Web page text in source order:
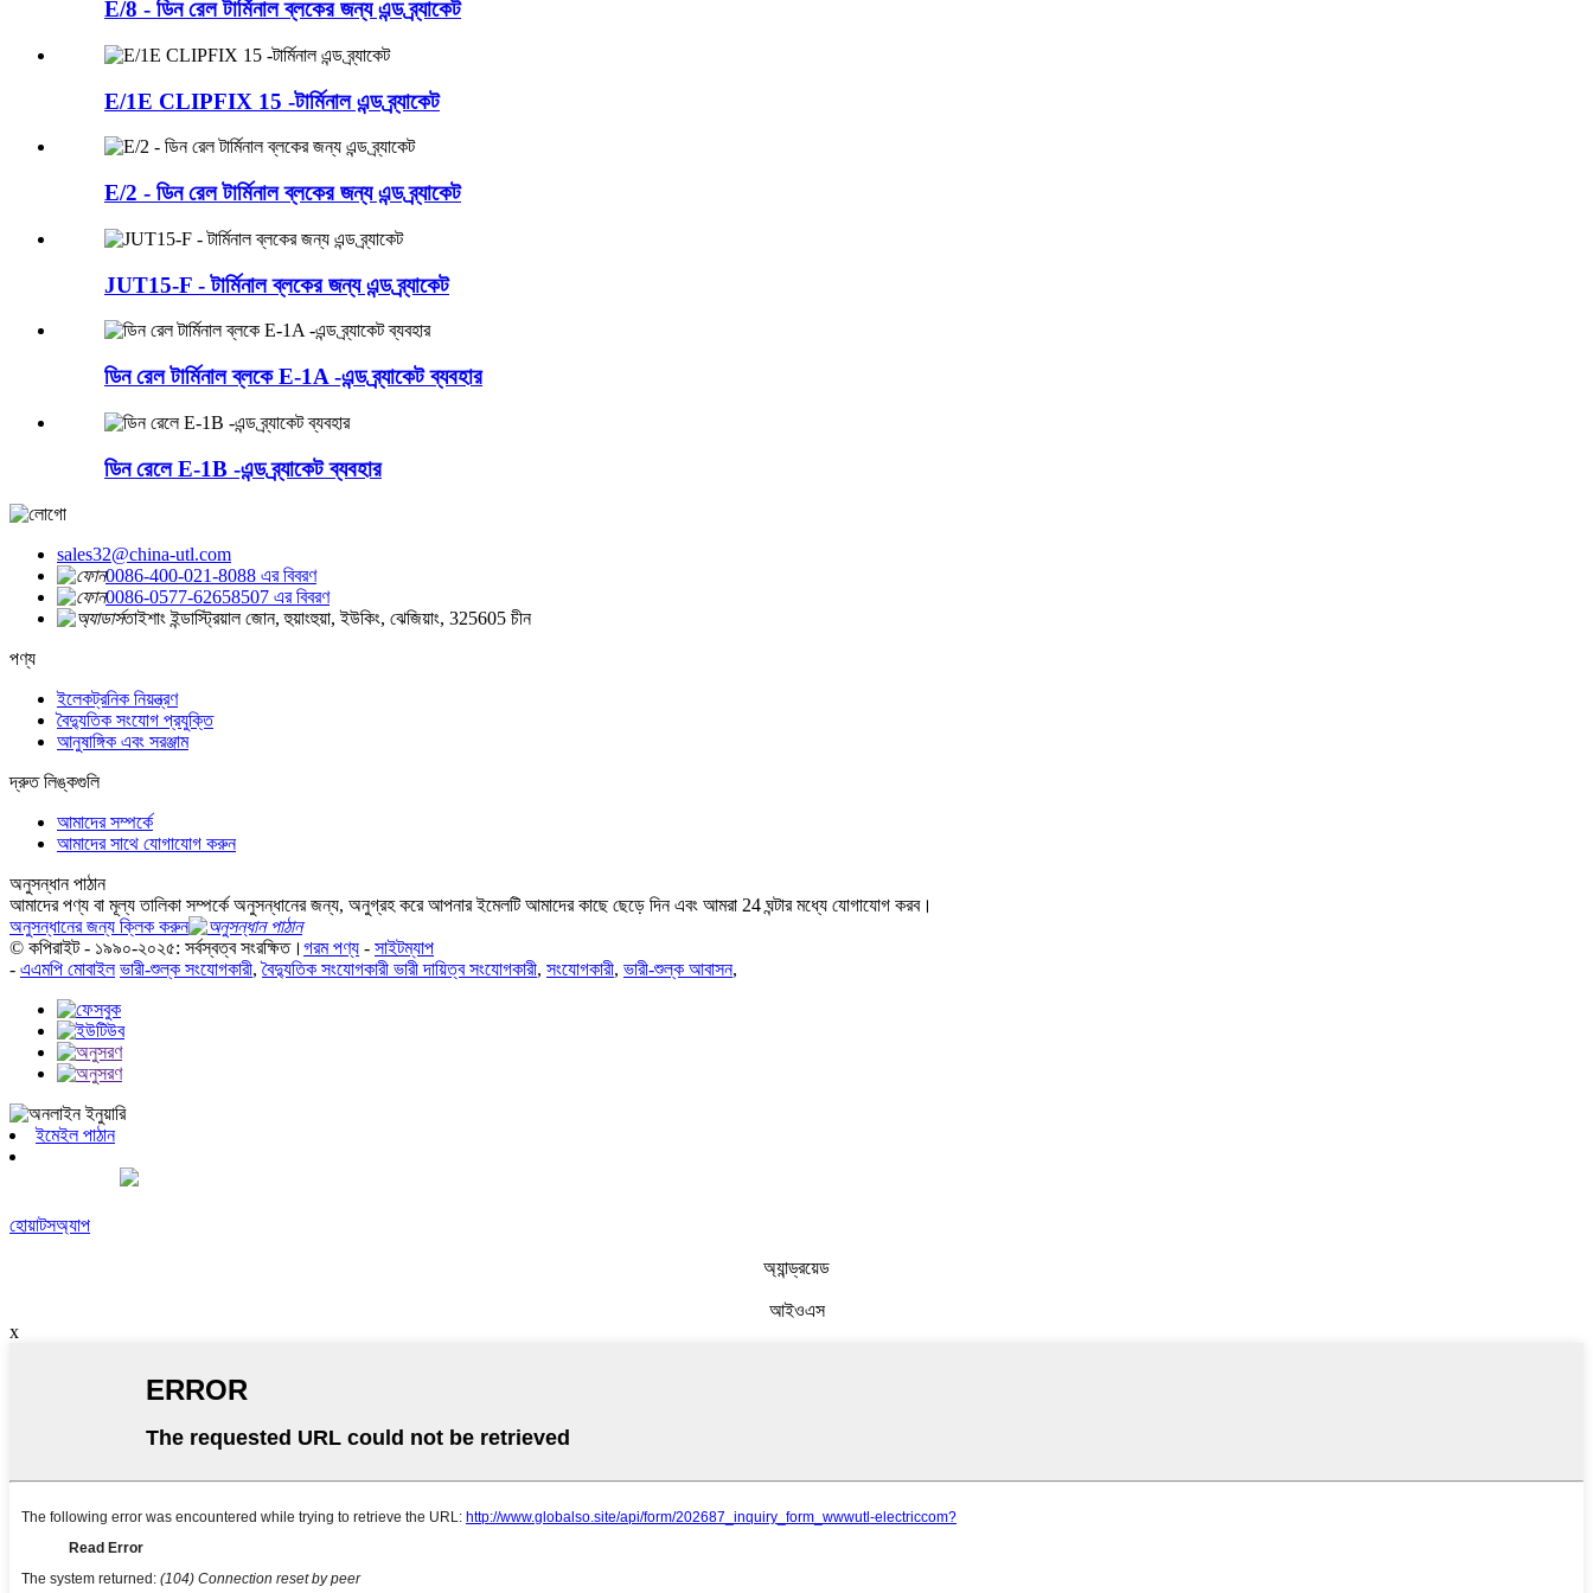
E/8 - ডিন রেল টার্মিনাল ব্লকের জন্য এন্ড ব্র্যাকেট
E/1E CLIPFIX 15 -টার্মিনাল এন্ড ব্র্যাকেট
E/2 - ডিন রেল টার্মিনাল ব্লকের জন্য এন্ড ব্র্যাকেট
JUT15-F - টার্মিনাল ব্লকের জন্য এন্ড ব্র্যাকেট
ডিন রেল টার্মিনাল ব্লকে E-1A -এন্ড ব্র্যাকেট ব্যবহার
ডিন রেলে E-1B -এন্ড ব্র্যাকেট ব্যবহার
sales32@china-utl.com
0086-400-021-8088 এর বিবরণ
0086-0577-62658507 এর বিবরণ
তাইশাং ইন্ডাস্ট্রিয়াল জোন, হুয়াংহুয়া, ইউকিং, ঝেজিয়াং, 325605 চীন
পণ্য
ইলেকট্রনিক নিয়ন্ত্রণ
বৈদ্যুতিক সংযোগ প্রযুক্তি
আনুষাঙ্গিক এবং সরঞ্জাম
দ্রুত লিঙ্কগুলি
আমাদের সম্পর্কে
আমাদের সাথে যোগাযোগ করুন
অনুসন্ধান পাঠান
আমাদের পণ্য বা মূল্য তালিকা সম্পর্কে অনুসন্ধানের জন্য, অনুগ্রহ করে আপনার ইমেলটি আমাদের কাছে ছেড়ে দিন এবং আমরা 24 ঘন্টার মধ্যে যোগাযোগ করব।
অনুসন্ধানের জন্য ক্লিক করুন
© কপিরাইট - ১৯৯০-২০২৫: সর্বস্বত্ব সংরক্ষিত। গরম পণ্য - সাইটম্যাপ
- এএমপি মোবাইল ভারী-শুল্ক সংযোগকারী,বৈদ্যুতিক সংযোগকারী ভারী দায়িত্ব সংযোগকারী, সংযোগকারী, ভারী-শুল্ক আবাসন,
ইমেইল পাঠান
হোয়াটসঅ্যাপ
অ্যান্ড্রয়েড
আইওএস
x